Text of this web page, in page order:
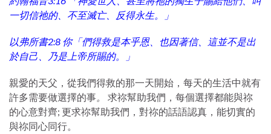
一切信祂的、不至滅亡、反得永生。」
以弗所書2:8 你「們得救是本乎恩、也因著信、這並不是出
於自己、乃是上帝所賜的。」
親愛的天父，從我們得救的那一天開始，每天的生活中就有
許多需要做選擇的事
求祢幫助我們，每個選擇都能與祢
的心意對齊; 更求祢幫助我們，對祢的話語認真，能切實的
與祢同心同行。